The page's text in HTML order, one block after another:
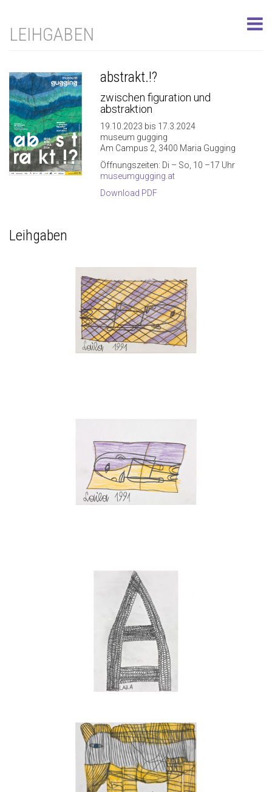
LEIHGABEN
abstrakt.!?
zwischen figuration und
abstraktion
19.10.2023 bis 17.3.2024
museum gugging
Am Campus 2, 3400 Maria Gugging
Öffnungszeiten: Di – So, 10 –17 Uhr
museumgugging.at
Download PDF
Leihgaben